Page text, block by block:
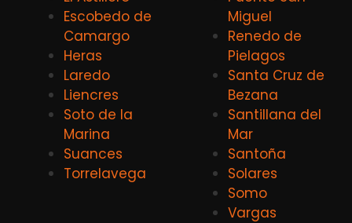
Escobedo de
Camargo
Heras
Laredo
Liencres
Soto de la
Marina
Suances
Torrelavega
Miguel
Renedo de
Pielagos
Santa Cruz de
Bezana
Santillana del
Mar
Santoña
Solares
Somo
Vargas